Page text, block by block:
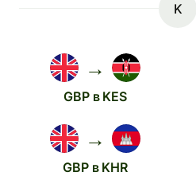
K
→
GBP в KES
→
GBP в KHR